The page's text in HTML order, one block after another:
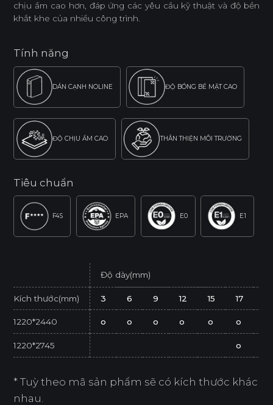
chịu ẩm cao hơn, đáp ứng các yêu cầu kỹ thuật và độ bền
khắt khe của nhiều công trình.
Tính năng
DÁN CẠNH NOLINE ĐỘ BÓNG BỀ MẶT CAO
ĐỘ CHỊU ẨM CAO THÂN THIỆN MÔI TRƯỜNG
Tiêu chuẩn
F4S EPA E0 E1
Độ dày(mm)
Kích thước(mm) 3 6 9 12 15 17
1220*2440 o o o o o o
1220*2745 o
* Tuỳ theo mã sản phẩm sẽ có kích thước khác
nhau.